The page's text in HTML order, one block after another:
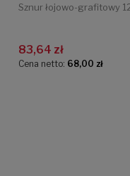
Sznur łojowo-grafitowy
83,64 zł
Cena netto: 68,00 zł